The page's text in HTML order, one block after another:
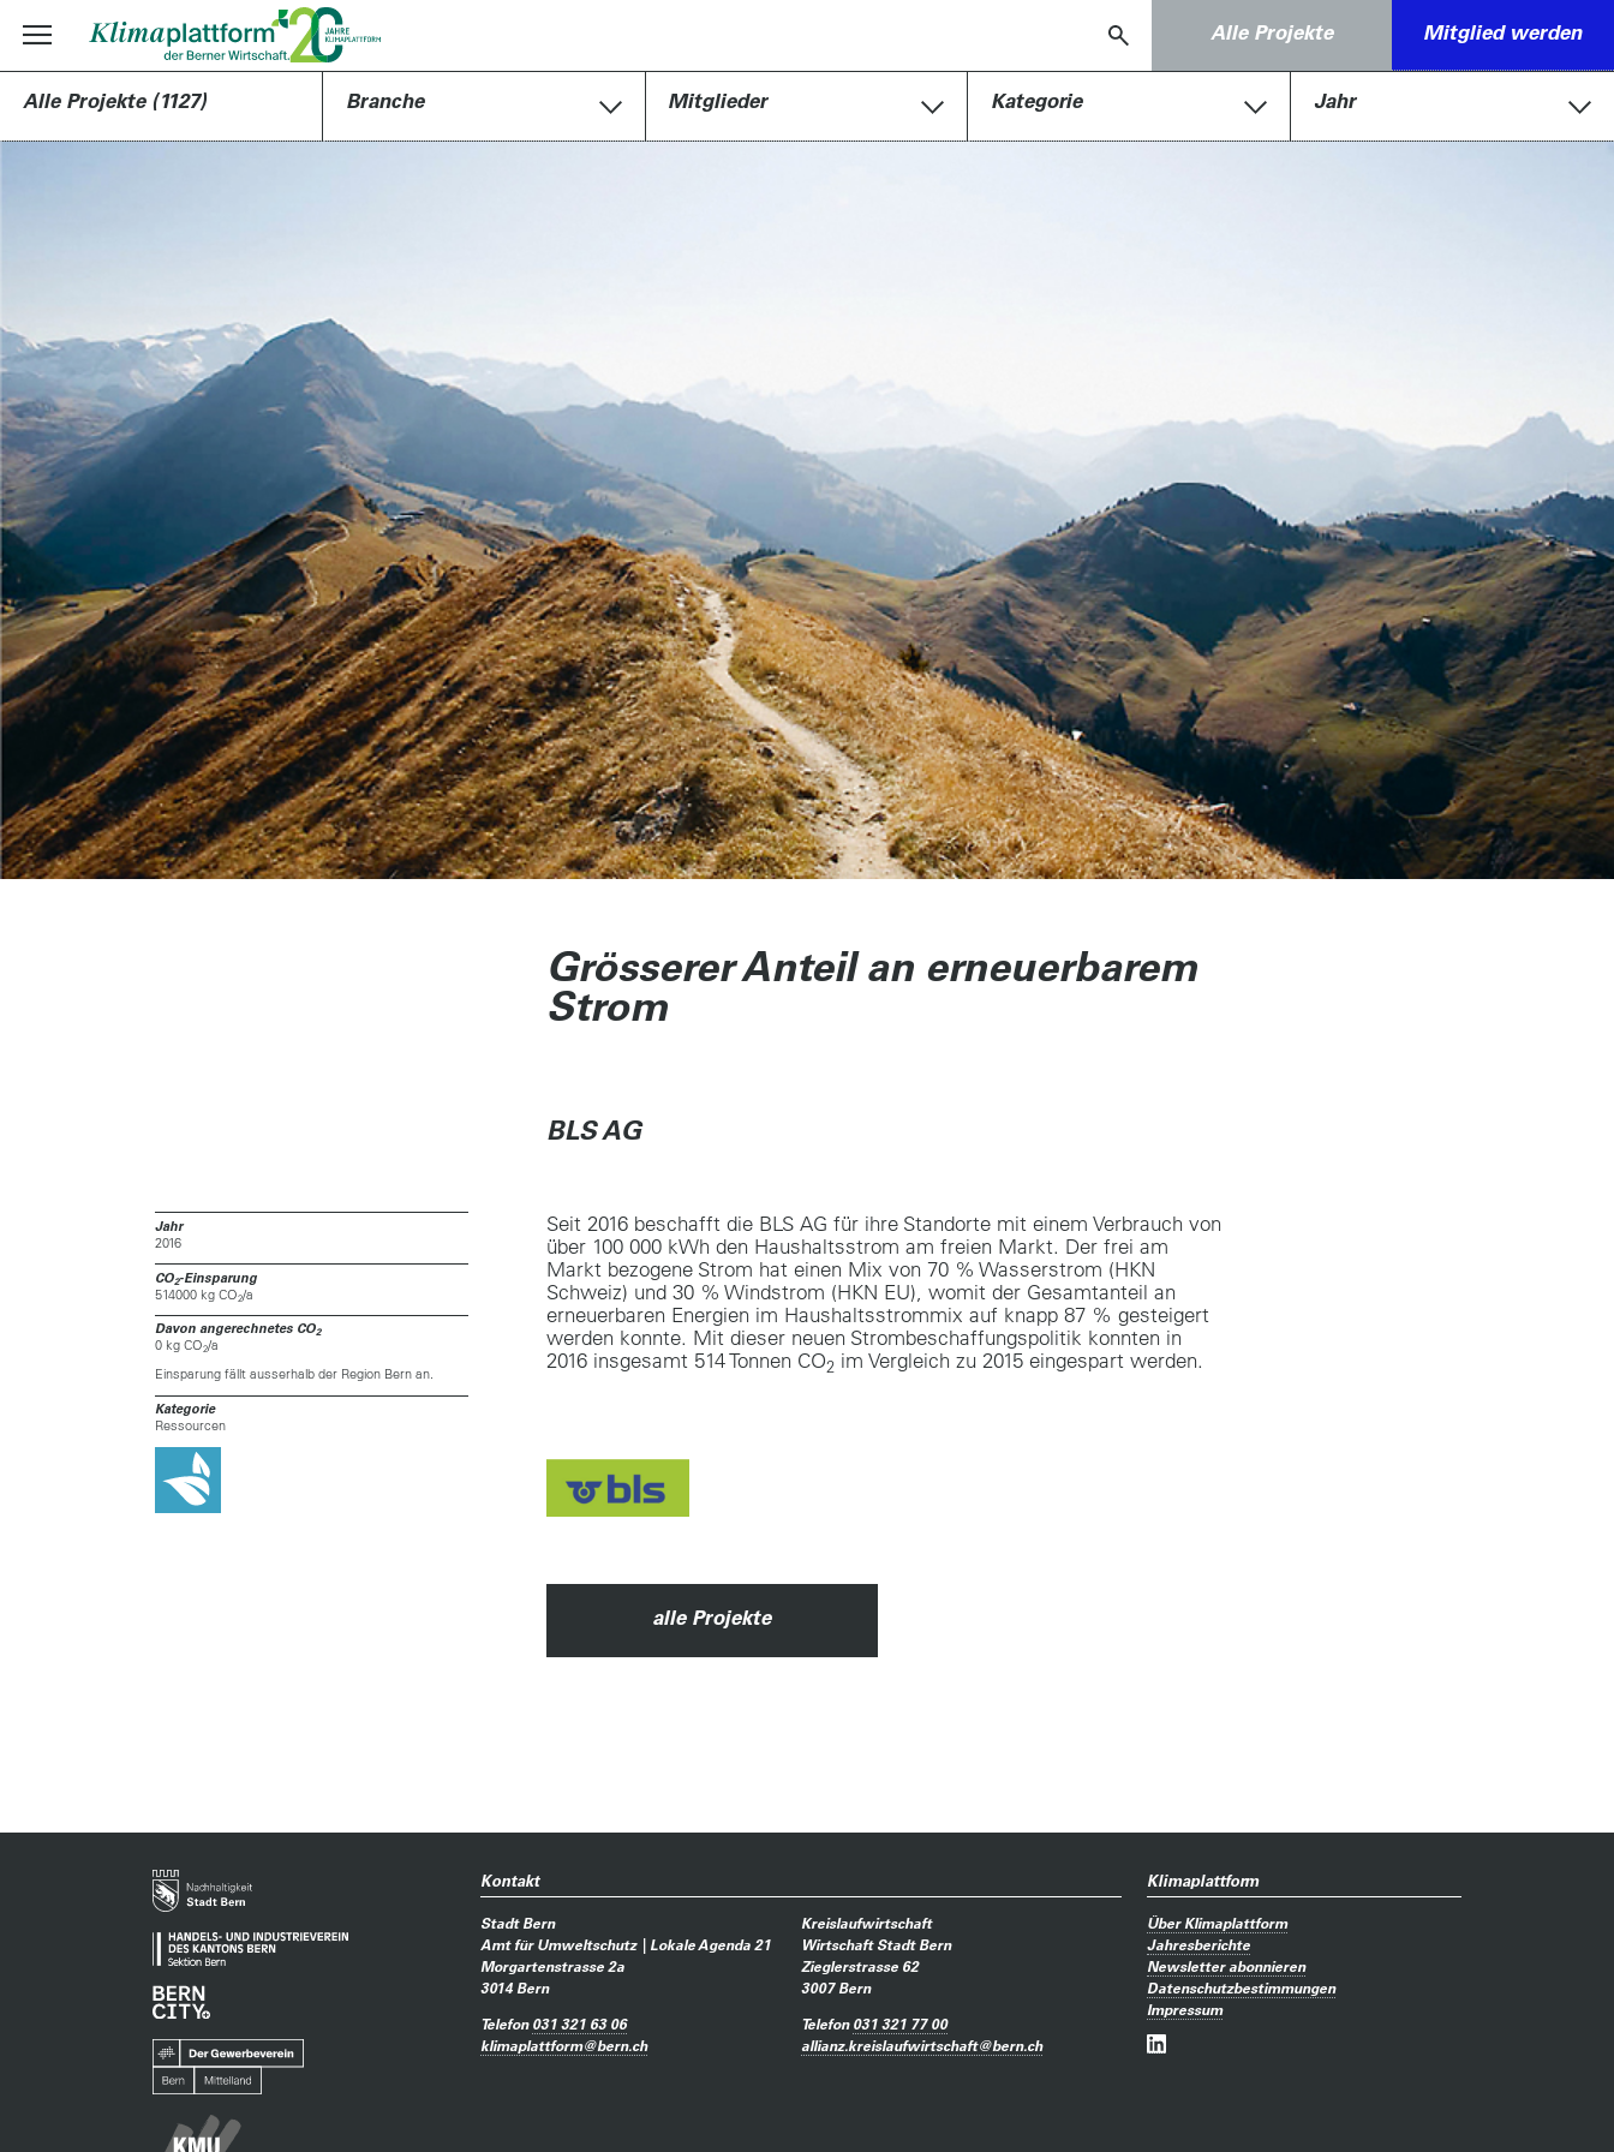
Alle Projekte Mitglied werden
Alle Projekte (1127) Branche Mitglieder Kategorie Jahr
Grösserer Anteil an erneuerbarem
Strom
BLS AG
Jahr
2016
CO2-Einsparung
514000 kg CO2/a
Davon angerechnetes CO2
0 kg CO2/a
Einsparung fällt ausserhalb der Region Bern an.
Kategorie
Ressourcen
Seit 2016 beschafft die BLS AG für ihre Standorte mit einem Verbrauch von
über 100 000 kWh den Haushaltsstrom am freien Markt. Der frei am
Markt bezogene Strom hat einen Mix von 70 % Wasserstrom (HKN
Schweiz) und 30 % Windstrom (HKN EU), womit der Gesamtanteil an
erneuerbaren Energien im Haushaltsstrommix auf knapp 87 % gesteigert
werden konnte. Mit dieser neuen Strombeschaffungspolitik konnten in
2016 insgesamt 514 Tonnen CO2im Vergleich zu 2015 eingespart werden.
alle Projekte
Kontakt
Stadt Bern
Amt für Umweltschutz | Lokale Agenda 21
Morgartenstrasse 2a
3014 Bern
Telefon031 321 63 06
klimaplattform@bern.ch
Kreislaufwirtschaft
Wirtschaft Stadt Bern
Zieglerstrasse 62
3007 Bern
Telefon031 321 77 00
allianz.kreislaufwirtschaft@bern.ch
Klimaplattform
Über Klimaplattform
Jahresberichte
Newsletter abonnieren
Datenschutzbestimmungen
Impressum